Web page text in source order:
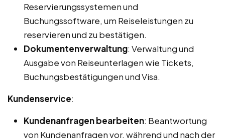
Reservierungssystemen und
Buchungssoftware, um Reiseleistungen zu
reservieren und zu bestätigen.
Dokumentenverwaltung: Verwaltung und
Ausgabe von Reiseunterlagen wie Tickets,
Buchungsbestätigungen und Visa.
Kundenservice:
Kundenanfragen bearbeiten: Beantwortung
von Kundenanfragen vor, während und nach der